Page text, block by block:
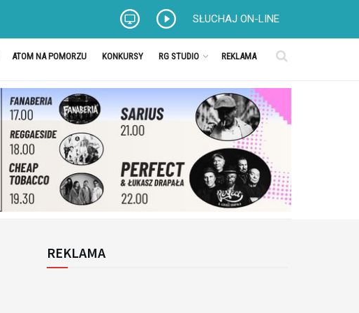
SŁUCHAJ ON-LINE
ATOM NA POMORZU KONKURSY RG STUDIO REKLAMA
REKLAMA